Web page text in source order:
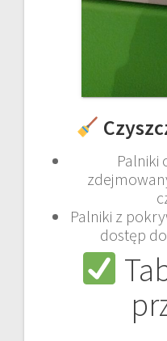
Palniki
Palniki z
dostęp